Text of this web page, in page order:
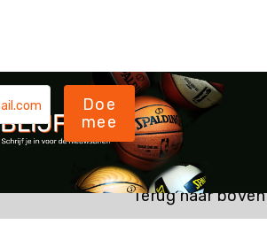
Diversen
Voor
de
docent
Gehoorbescherming
Stopwatches
Zandlopers
Doe
mee
Terug naar boven